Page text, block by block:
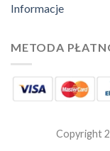
Informacje
METODA
Copyright